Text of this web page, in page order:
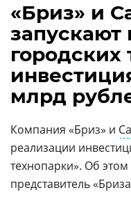
«Бриз» и
запускают
городских
млрд
Компания «Бриз» и
реализации
технопарки». Об
представитель